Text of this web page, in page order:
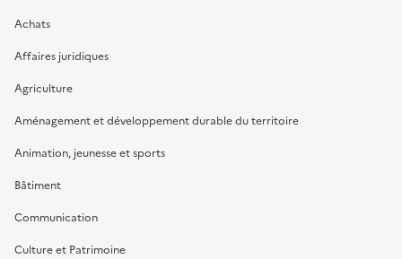
Achats
Affaires juridiques
Agriculture
Aménagement et développement durable du territoire
Animation, jeunesse et sports
Bâtiment
Communication
Culture et Patrimoine